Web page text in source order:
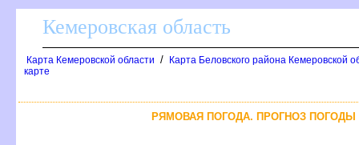
Кемеровская область
Карта Кемеровской области /
Карта Беловского района Кемеровской
карте
РЯМОВАЯ ПОГОДА. ПРОГНОЗ